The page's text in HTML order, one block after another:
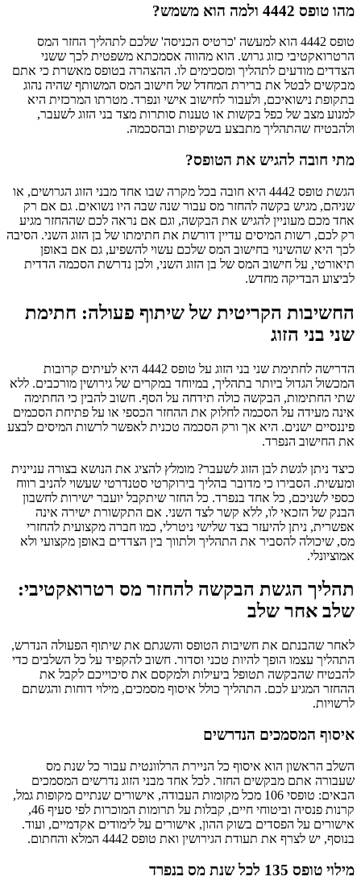
מהו טופס 4442 ולמה הוא משמש?
טופס 4442 הוא למעשה 'כרטיס הכניסה' שלכם לתהליך החזר המס
הרטרואקטיבי כזוג גרוש. הוא מהווה אסמכתא משפטית לכך ששני
הצדדים מודעים לתהליך ומסכימים לו. ההצהרה בטופס מאשרת כי אתם
מבקשים לבטל את ברירת המחדל של חישוב המס המשותף שהיה נהוג
בתקופת נישואיכם, ולעבור לחישוב אישי ונפרד. מטרתו המרכזית היא
למנוע מצב של כפל בקשות או טענות סותרות מצד בני הזוג לשעבר,
ולהבטיח שהתהליך מתבצע בשקיפות ובהסכמה.
מתי חובה להגיש את הטופס?
הגשת טופס 4442 היא חובה בכל מקרה שבו אחד מבני הזוג הגרושים, או
שניהם, מגיש בקשה להחזר מס עבור שנה שבה היו נשואים. גם אם רק
אחד מכם מעוניין להגיש את הבקשה, וגם אם נראה לכם שההחזר מגיע
רק לכם, רשות המיסים עדיין דורשת את חתימתו של בן הזוג השני. הסיבה
לכך היא שהשינוי בחישוב המס שלכם עשוי להשפיע, גם אם באופן
תיאורטי, על חישוב המס של בן הזוג השני, ולכן נדרשת הסכמה הדדית
לביצוע הבדיקה מחדש.
החשיבות הקריטית של שיתוף פעולה: חתימת
שני בני הזוג
הדרישה לחתימת שני בני הזוג על טופס 4442 היא לעיתים קרובות
המכשול הגדול ביותר בתהליך, במיוחד במקרים של גירושין מורכבים. ללא
שתי החתימות, הבקשה כולה תידחה על הסף. חשוב להבין כי החתימה
אינה מעידה על הסכמה לחלוק את ההחזר הכספי או על פתיחת הסכמים
פיננסיים ישנים. היא אך ורק הסכמה טכנית לאפשר לרשות המיסים לבצע
את החישוב הנפרד.
כיצד ניתן לגשת לבן הזוג לשעבר? מומלץ להציג את הנושא בצורה עניינית
ומעשית. הסבירו כי מדובר בהליך בירוקרטי סטנדרטי שעשוי להניב רווח
כספי לשניכם, כל אחד בנפרד. כל החזר שיתקבל יועבר ישירות לחשבון
הבנק של הזכאי לו, ללא קשר לצד השני. אם התקשורת ישירה אינה
אפשרית, ניתן להיעזר בצד שלישי ניטרלי, כמו חברה מקצועית להחזרי
מס, שיכולה להסביר את התהליך ולתווך בין הצדדים באופן מקצועי ולא
אמוציונלי.
תהליך הגשת הבקשה להחזר מס רטרואקטיבי:
שלב אחר שלב
לאחר שהבנתם את חשיבות הטופס והשגתם את שיתוף הפעולה הנדרש,
התהליך עצמו הופך להיות טכני וסדור. חשוב להקפיד על כל השלבים כדי
להבטיח שהבקשה תטופל ביעילות ולמקסם את סיכוייכם לקבל את
ההחזר המגיע לכם. התהליך כולל איסוף מסמכים, מילוי דוחות והגשתם
לרשויות.
איסוף המסמכים הנדרשים
השלב הראשון הוא איסוף כל הניירת הרלוונטית עבור כל שנת מס
שעבורה אתם מבקשים החזר. לכל אחד מבני הזוג נדרשים המסמכים
הבאים: טופסי 106 מכל מקומות העבודה, אישורים שנתיים מקופות גמל,
קרנות פנסיה וביטוחי חיים, קבלות על תרומות המוכרות לפי סעיף 46,
אישורים על הפסדים בשוק ההון, אישורים על לימודים אקדמיים, ועוד.
בנוסף, יש לצרף את תעודת הגירושין ואת טופס 4442 המלא והחתום.
מילוי טופס 135 לכל שנת מס בנפרד